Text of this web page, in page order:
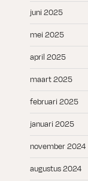
juni 2025
mei 2025
april 2025
maart 2025
februari 2025
januari 2025
november 2024
augustus 2024